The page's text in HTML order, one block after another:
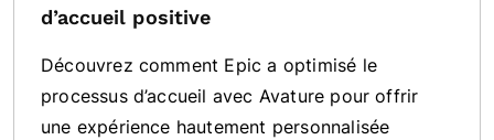
d’accueil positive
Découvrez comment Epic a optimisé le
processus d’accueil avec Avature pour offrir
une expérience hautement personnalisée